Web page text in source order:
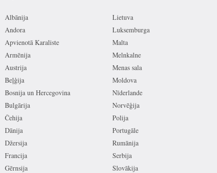
Albānija
Andora
Apvienotā Karaliste
Armēnija
Austrija
Beļģija
Bosnija un Hercegovina
Bulgārija
Čehija
Dānija
Džersija
Francija
Gērnsija
Lietuva
Luksemburga
Malta
Melnkalne
Menas sala
Moldova
Nīderlande
Norvēģija
Polija
Portugāle
Rumānija
Serbija
Slovākija